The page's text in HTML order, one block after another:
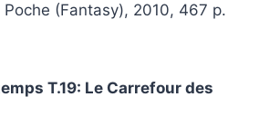
(Fantasy), 2010, 467 p.
T.19: Le Carrefour des